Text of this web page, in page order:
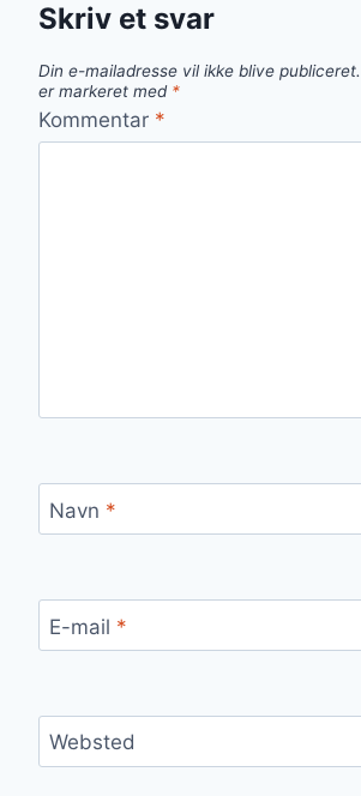
Skriv et svar
Din e-mailadresse vil ikke blive publiceret.
er markeret med *
Kommentar *
Navn *
E-mail *
Websted